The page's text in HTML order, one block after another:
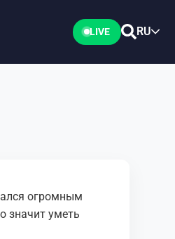
LIVE RU
огромным
значит уметь